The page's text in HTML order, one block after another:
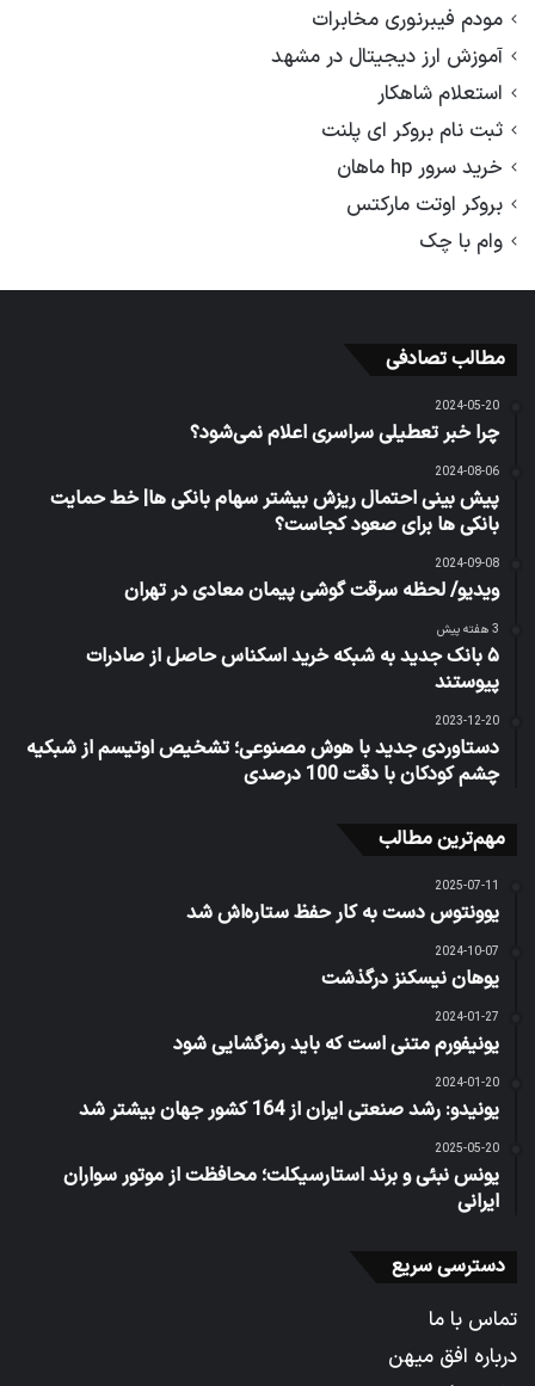
مودم فیبرنوری مخابرات
آموزش ارز دیجیتال در مشهد
استعلام شاهکار
ثبت نام بروکر ای پلنت
خرید سرور hp ماهان
بروکر اوتت مارکتس
وام با چک
مطالب تصادفی
2024-05-20
چرا خبر تعطیلی سراسری اعلام نمی‌شود؟
2024-08-06
پیش بینی احتمال ریزش بیشتر سهام بانکی ها| خط حمایت
بانکی ها برای صعود کجاست؟
2024-09-08
ویدیو/ لحظه سرقت گوشی پیمان معادی در تهران
3 هفته پیش
۵ بانک جدید به شبکه خرید اسکناس حاصل از صادرات
پیوستند
2023-12-20
دستاوردی جدید با هوش مصنوعی؛ تشخیص اوتیسم از شبکیه
چشم کودکان با دقت 100 درصدی
مهم‌ترین مطالب
2025-07-11
یوونتوس دست به کار حفظ ستاره‌اش شد
2024-10-07
یوهان نیسکنز درگذشت
2024-01-27
یونیفورم متنی است که باید رمزگشایی شود
2024-01-20
یونیدو: رشد صنعتی ایران از 164 کشور جهان بیشتر شد
2025-05-20
یونس نبئی و برند استارسیکلت؛ محافظت از موتور سواران
ایرانی
دسترسی سریع
تماس با ما
درباره افق میهن